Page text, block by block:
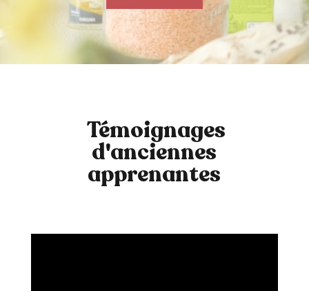
Témoignages
d'anciennes
apprenantes